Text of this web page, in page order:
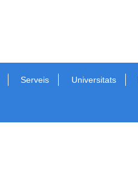
Serveis Universitats